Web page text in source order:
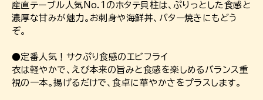
産直テーブル人気No.1のホタテ貝柱は、ぷりっとした食感と
濃厚な甘みが魅力。お刺身や海鮮丼、バター焼きにもどう
ぞ。
●定番人気！サクぷり食感のエビフライ
衣は軽やかで、えび本来の旨みと食感を楽しめるバランス重
視の一本。揚げるだけで、食卓に華やかさをプラスします。